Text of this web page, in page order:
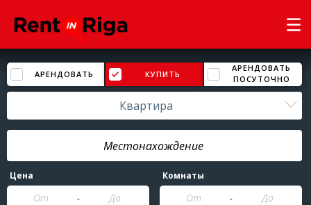
АРЕНДОВАТЬ КУПИТЬ
АРЕНДОВАТЬ
ПОСУТОЧНО
Квартира
Цена
-
Комнаты
-